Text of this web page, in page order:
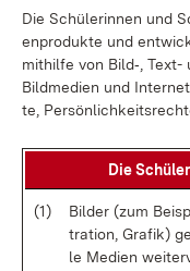
Die Schü­le­rin­nen und
en­pro­duk­te und
mit­hil­fe von Bild‑,
Bild­me­di­en und
te,
Die
(1)
Bil­der (zum
tra­ti­on, Gra­fik)
le Me­di­en